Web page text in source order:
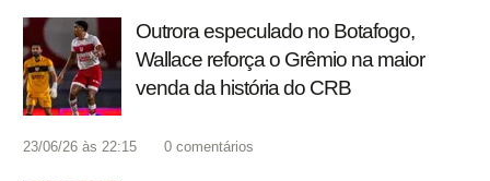
Outrora especulado no Botafogo,
Wallace reforça o Grêmio na maior
venda da história do CRB
23/06/26 às 22:15 0 comentários